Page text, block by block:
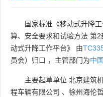
国家标准《移动式升降
算、安全要求和试验方法 第
动式升降工作平台》 由
员会）归口 ，主管部门为中
主要起草单位 北京建筑
程车辆有限公司 、 徐州海伦